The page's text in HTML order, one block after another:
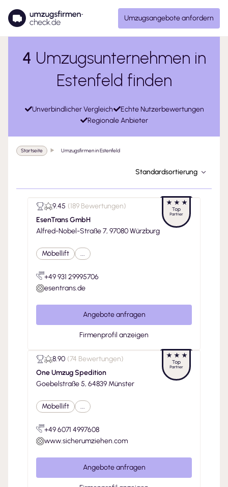
Umzugsangebote anfordern
4 Umzugsunternehmen in
Estenfeld finden
Unverbindlicher Vergleich
Echte Nutzerbewertungen
Regionale Anbieter
Startseite Umzugsfirmen in Estenfeld
Standardsortierung
9.45 (189 Bewertungen)
EsenTrans GmbH
Alfred-Nobel-Straße 7, 97080 Würzburg
Möbellift ...
+49 931 29995706
esentrans.de
Angebote anfragen
Firmenprofil anzeigen
8.90 (74 Bewertungen)
One Umzug Spedition
Goebelstraße 5, 64839 Münster
Möbellift ...
+49 6071 4997608
www.sicherumziehen.com
Angebote anfragen